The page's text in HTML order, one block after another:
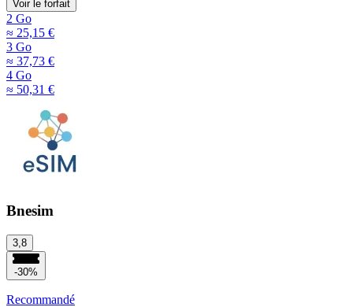
Voir le forfait
2 Go
≈ 25,15 €
3 Go
≈ 37,73 €
4 Go
≈ 50,31 €
Bnesim
3,8
-30%
Recommandé